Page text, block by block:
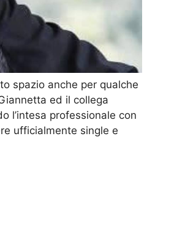
spazio anche per qualche
ed il collega
l’intesa professionale con
ufficialmente single e